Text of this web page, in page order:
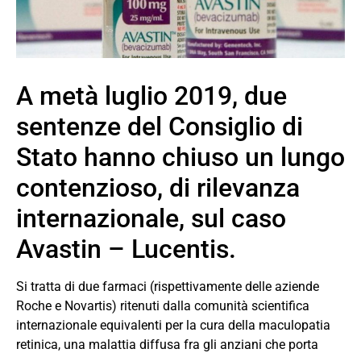
A metà luglio 2019, due
sentenze del Consiglio di
Stato hanno chiuso un lungo
contenzioso, di rilevanza
internazionale, sul caso
Avastin – Lucentis.
Si tratta di due farmaci (rispettivamente delle aziende
Roche e Novartis) ritenuti dalla comunità scientifica
internazionale equivalenti per la cura della maculopatia
retinica, una malattia diffusa fra gli anziani che porta